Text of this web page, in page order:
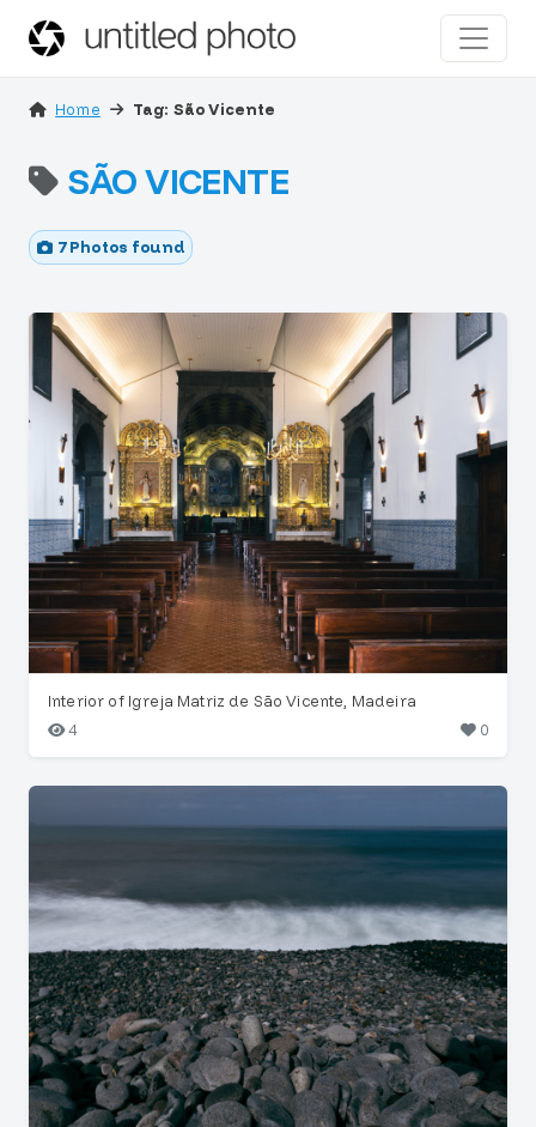
Home Tag: São Vicente
SÃO VICENTE
7 Photos found
Interior of Igreja Matriz de São Vicente, Madeira
4
0